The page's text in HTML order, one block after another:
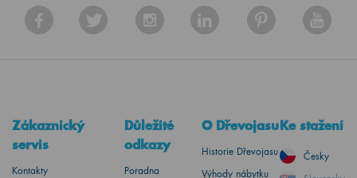
Zákaznický
servis
Kontakty
Důležité
odkazy
Poradna
O Dřevojasu
Historie Dřevojasu
Výhody nábytku
Ke stažení
Česky